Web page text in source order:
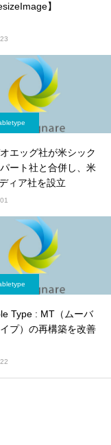
】
エッグ社が米シック
ート社と合併し、米
ィア社を設立
Type : MT（ムーバ
プ）の再構築を改善